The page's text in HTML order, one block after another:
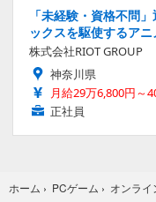
「未経験・資格不問
ックスを駆使するア
株式会社RIOT GROUP
神奈川県
月給29万6,800円～
正社員
ホーム › PCゲーム › オンライ